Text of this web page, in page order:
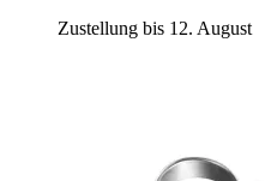
Zustellung bis 12. August